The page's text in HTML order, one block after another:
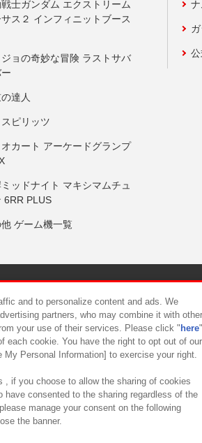
士ガンダム エクストリーム
ス２ インフィニットブース
ョの奇妙な冒険 ラストサバ
達人
ピリッツ
カート アーケードグランプ
ッドナイト マキシマムチュ
6RR PLUS
ゲーム機一覧
について カスタマーハラスメント対応方
and to personalize content and ads. We
partners, who may combine it with other
your use of their services. Please click " here"
each cookie. You have the right to opt out of our
Personal Information] to exercise your right.
, if you choose to allow the sharing of cookies
have consented to the sharing regardless of the
manage your consent on the following
the banner.